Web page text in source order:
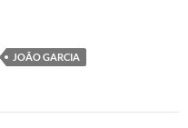
JOÃO GARCIA